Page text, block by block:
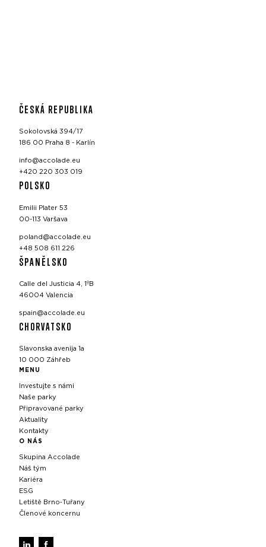
ČESKÁ REPUBLIKA
Sokolovská 394/17
186 00 Praha 8 - Karlín
info@accolade.eu
+420 220 303 019
POLSKO
Emilii Plater 53
00-113 Varšava
poland@accolade.eu
+48 508 611 226
ŠPANĚLSKO
Calle del Justicia 4, 1ºB
46004 Valencia
spain@accolade.eu
CHORVATSKO
Slavonska avenija 1a
10 000 Záhřeb
MENU
Investujte s námi
Naše parky
Připravované parky
Aktuality
Kontakty
O NÁS
Skupina Accolade
Náš tým
Kariéra
ESG
Letiště Brno‑Tuřany
Členové koncernu